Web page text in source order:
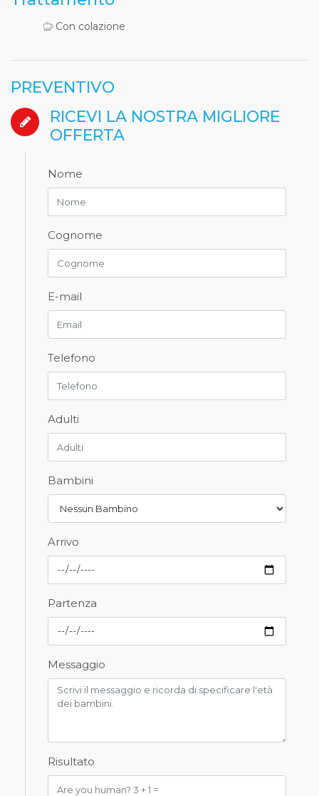
Con colazione
PREVENTIVO
RICEVI LA NOSTRA MIGLIORE
OFFERTA
Nome
Cognome
E-mail
Telefono
Adulti
Bambini
Arrivo
Partenza
Messaggio
Risultato